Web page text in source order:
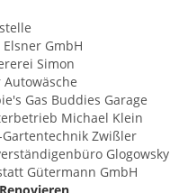
GmbH
Simon
Autowäsche
Gas Buddies Garage
Michael Klein
Gartentechnik Zwißler
Glogowsky
Gütermann GmbH